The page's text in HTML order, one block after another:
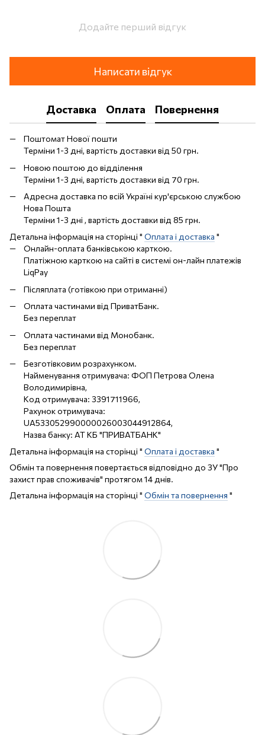
Додайте перший відгук
Написати відгук
Доставка Оплата Повернення
Поштомат Нової пошти
Терміни 1-3 дні, вартість доставки від 50 грн.
Новою поштою до відділення
Терміни 1-3 дні, вартість доставки від 70 грн.
Адресна доставка по всій Україні кур'єрською службою
Нова Пошта
Терміни 1-3 дні , вартість доставки від 85 грн.
Детальна інформація на сторінці " Оплата і доставка "
Онлайн-оплата банківською карткою.
Платіжною карткою на сайті в системі он-лайн платежів
LiqPay
Післяплата (готівкою при отриманні)
Оплата частинами від ПриватБанк.
Без переплат
Оплата частинами від Монобанк.
Без переплат
Безготівковим розрахунком.
Найменування отримувача: ФОП Петрова Олена
Володимирівна,
Код отримувача: 3391711966,
Рахунок отримувача:
UA533052990000026003044912864,
Назва банку: АТ КБ "ПРИВАТБАНК"
Детальна інформація на сторінці " Оплата і доставка "
Обмін та повернення повертається відповідно до ЗУ "Про
захист прав споживачів" протягом 14 днів.
Детальна інформація на сторінці " Обмін та повернення "